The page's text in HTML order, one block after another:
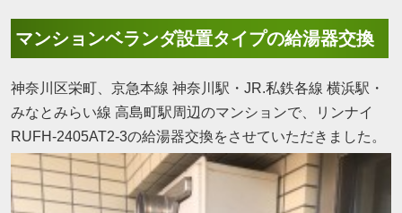
マンションベランダ設置タイプの給湯器交換
神奈川区栄町、京急本線 神奈川駅・JR.私鉄各線 横浜駅・
みなとみらい線 高島町駅周辺のマンションで、リンナイ
RUFH-2405AT2-3の給湯器交換をさせていただきました。